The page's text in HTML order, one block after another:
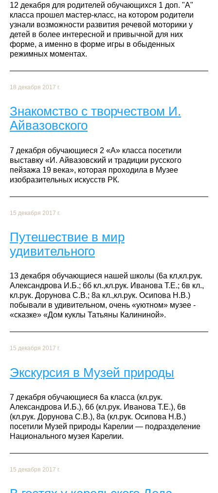
12 декабря для родителей обучающихся 1 доп. "А"
класса прошел мастер-класс, на котором родители
узнали возможности развития речевой моторики у
детей в более интересной и привычной для них
форме, а именно в форме игры в обыденных
режимных моментах.
18 декабря 2017 г.
Знакомство с творчеством И.
Айвазовского
7 декабря обучающиеся 2 «А» класса посетили
выставку «И. Айвазовский и традиции русского
пейзажа 19 века», которая проходила в Музее
изобразительных искусств РК.
15 декабря 2017 г.
Путешествие в мир
удивительного
13 декабря обучающиеся нашей школы (6а кл,кл.рук.
Александрова И.Б.; 6б кл.,кл.рук. Иванова Т.Е.; 6в кл.,
кл.рук. Дорунова С.В.; 8а кл.,кл.рук. Осипова Н.В.)
побывали в удивительном, очень «уютном» музее -
«сказке» «Дом куклы Татьяны Калининой».
15 декабря 2017 г.
Экскурсия в Музей природы
7 декабря обучающиеся 6а класса (кл.рук.
Александрова И.Б.), 6б (кл.рук. Иванова Т.Е.), 6в
(кл.рук. Дорунова С.В.), 8а (кл.рук. Осипова Н.В.)
посетили Музей природы Карелии — подразделение
Национального музея Карелии.
15 декабря 2017 г.